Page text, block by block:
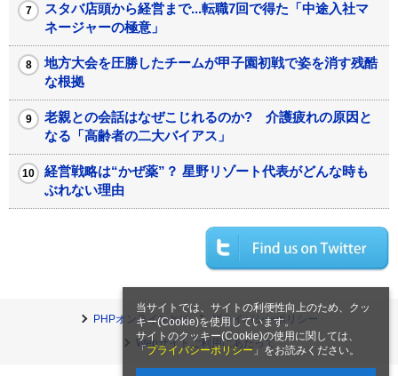
当サイトでは、サイトの利便性向上のため、クッ
キー(Cookie)を使用しています。
サイトのクッキー(Cookie)の使用に関しては、
「 プライバシーポリシー 」をお読みください。
スタバ店頭から経営まで...転職7回で得た「中途入社マ
ネージャーの極意」
地方大会を圧勝したチームが甲子園初戦で姿を消す残酷
な根拠
老親との会話はなぜこじれるのか? 介護疲れの原因と
なる「高齢者の二大バイアス」
経営戦略は“かぜ薬”？ 星野リゾート代表がどんな時も
ぶれない理由
PHPオンラインとは
プライバシーポリシー
Webサイトご利用にあたって